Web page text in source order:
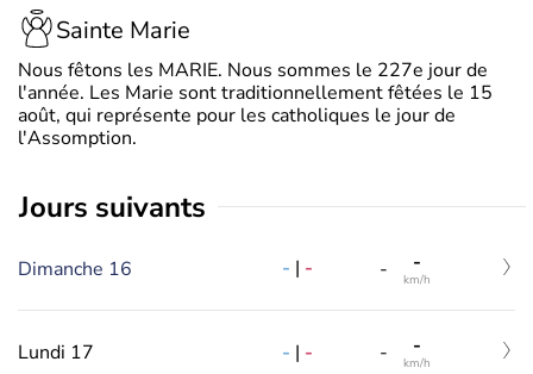
Sainte Marie
Nous fêtons les MARIE. Nous sommes le 227e jour de
l'année. Les Marie sont traditionnellement fêtées le 15
août, qui représente pour les catholiques le jour de
l'Assomption.
jours suivants
Dimanche 16 - | - - -
km/h
Lundi 17 - | - - -
km/h